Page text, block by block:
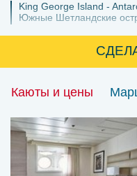
King George Island
Южные Шетландские
Каюты и цены